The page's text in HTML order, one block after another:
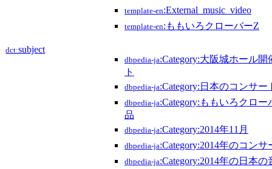
template-en:External_music_video
template-en:ももいろクローバーZ
dct:subject
dbpedia-ja:Category:大阪城ホール
ト
dbpedia-ja:Category:日本のコンサー
dbpedia-ja:Category:ももいろクロ
品
dbpedia-ja:Category:2014年11月
dbpedia-ja:Category:2014年のコンサ
dbpedia-ja:Category:2014年の日本の